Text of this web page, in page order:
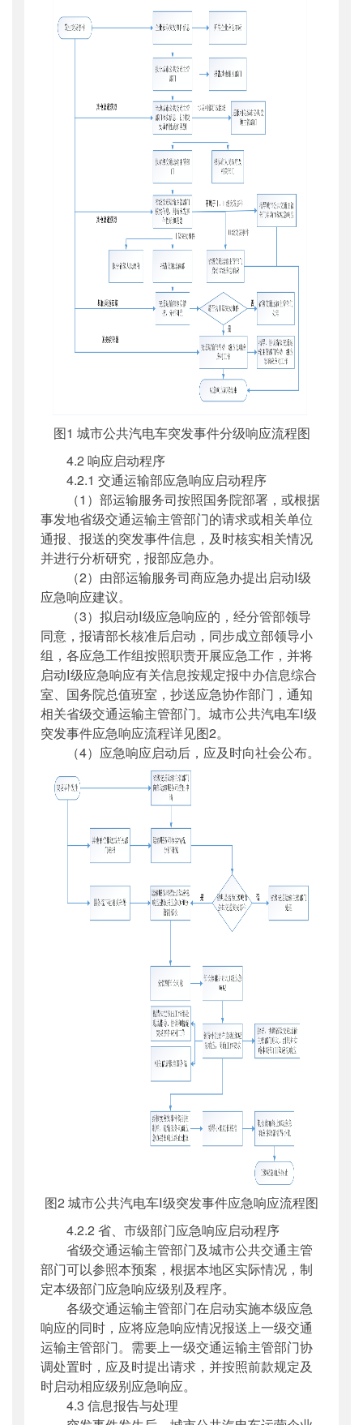
图1 城市公共汽电车突发事件分级响应流程图
4.2 响应启动程序
4.2.1 交通运输部应急响应启动程序
（1）部运输服务司按照国务院部署，或根据
事发地省级交通运输主管部门的请求或相关单位
通报、报送的突发事件信息，及时核实相关情况
并进行分析研究，报部应急办。
（2）由部运输服务司商应急办提出启动Ⅰ级
应急响应建议。
（3）拟启动Ⅰ级应急响应的，经分管部领导
同意，报请部长核准后启动，同步成立部领导小
组，各应急工作组按照职责开展应急工作，并将
启动Ⅰ级应急响应有关信息按规定报中办信息综合
室、国务院总值班室，抄送应急协作部门，通知
相关省级交通运输主管部门。城市公共汽电车Ⅰ级
突发事件应急响应流程详见图2。
（4）应急响应启动后，应及时向社会公布。
图2 城市公共汽电车Ⅰ级突发事件应急响应流程图
4.2.2 省、市级部门应急响应启动程序
省级交通运输主管部门及城市公共交通主管
部门可以参照本预案，根据本地区实际情况，制
定本级部门应急响应级别及程序。
各级交通运输主管部门在启动实施本级应急
响应的同时，应将应急响应情况报送上一级交通
运输主管部门。需要上一级交通运输主管部门协
调处置时，应及时提出请求，并按照前款规定及
时启动相应级别应急响应。
4.3 信息报告与处理